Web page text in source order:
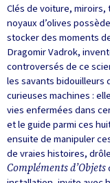
Clés de voiture,
noyaux d’olives
stocker des moments
Dragomir Vadrok,
controversés de ce
les savants bidouilleurs
curieuses machines :
vies enfermées dans
et le guide parmi ces
ensuite de manipuler
de vraies histoires,
Compléments d’Objets